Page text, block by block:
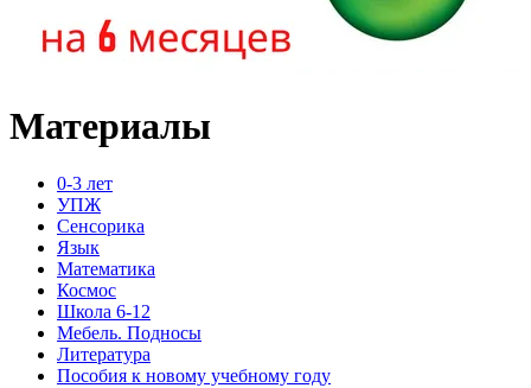
Материалы
0-3 лет
УПЖ
Сенсорика
Язык
Математика
Космос
Школа 6-12
Мебель. Подносы
Литература
Пособия к новому учебному году